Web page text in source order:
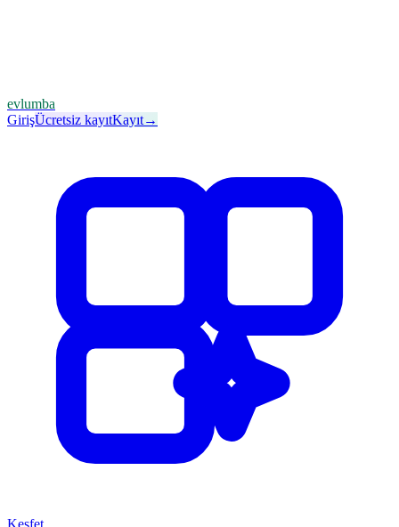
evlumba
GirişÜcretsiz kayıtKayıt→
Keşfet